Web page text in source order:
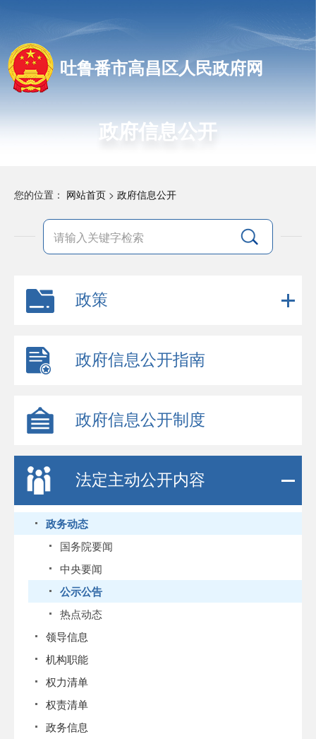
吐鲁番市高昌区人民政府网
政府信息公开
您的位置： 网站首页 > 政府信息公开
政策
政府信息公开指南
政府信息公开制度
法定主动公开内容
政务动态
国务院要闻
中央要闻
公示公告
热点动态
领导信息
机构职能
权力清单
权责清单
政务信息